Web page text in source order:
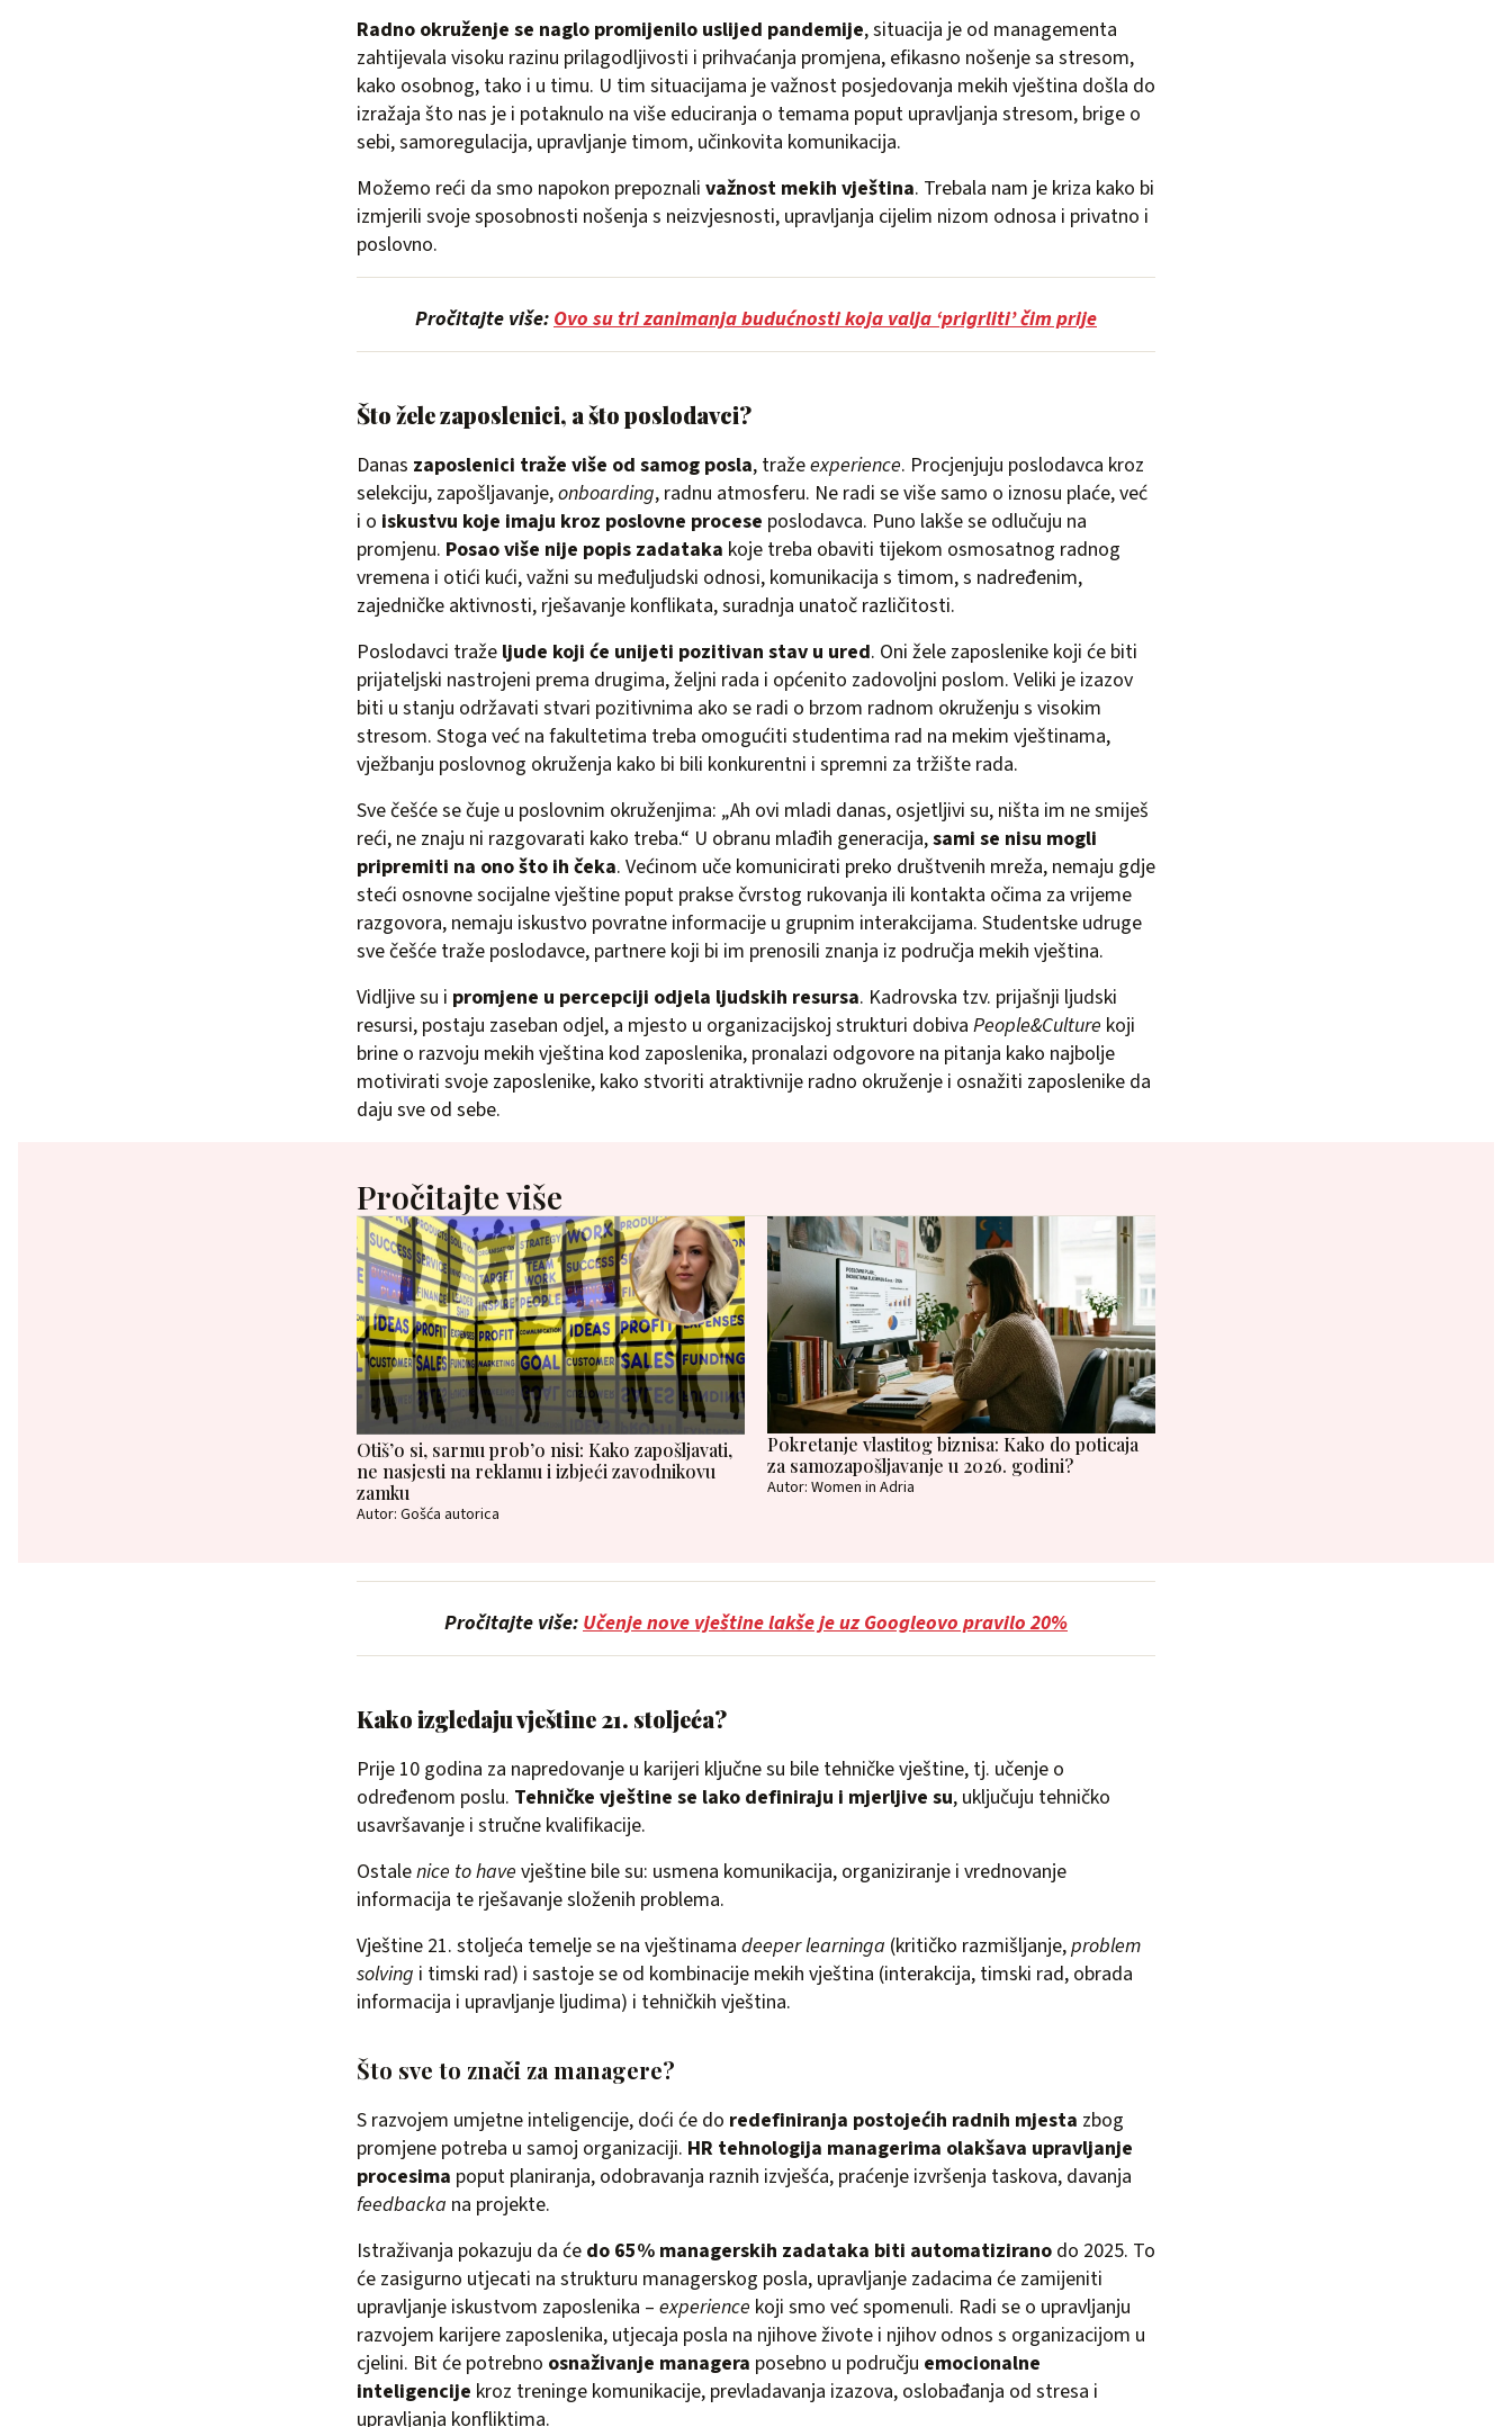
Radno okruženje se naglo promijenilo uslijed pandemije, situacija je od managementa
zahtijevala visoku razinu prilagodljivosti i prihvaćanja promjena, efikasno nošenje sa stresom,
kako osobnog, tako i u timu. U tim situacijama je važnost posjedovanja mekih vještina došla do
izražaja što nas je i potaknulo na više educiranja o temama poput upravljanja stresom, brige o
sebi, samoregulacija, upravljanje timom, učinkovita komunikacija.
Možemo reći da smo napokon prepoznali važnost mekih vještina. Trebala nam je kriza kako bi
izmjerili svoje sposobnosti nošenja s neizvjesnosti, upravljanja cijelim nizom odnosa i privatno i
poslovno.
Pročitajte više:Ovo su tri zanimanja budućnosti koja valja ‘prigrliti’ čim prije
Što žele zaposlenici, a što poslodavci?
Danas zaposlenici traže više od samog posla, tražeexperience. Procjenjuju poslodavca kroz
selekciju, zapošljavanje,onboarding, radnu atmosferu. Ne radi se više samo o iznosu plaće, već
i o iskustvu koje imaju kroz poslovne procese poslodavca. Puno lakše se odlučuju na
promjenu. Posao više nije popis zadataka koje treba obaviti tijekom osmosatnog radnog
vremena i otići kući, važni su međuljudski odnosi, komunikacija s timom, s nadređenim,
zajedničke aktivnosti, rješavanje konflikata, suradnja unatoč različitosti.
Poslodavci traže ljude koji će unijeti pozitivan stav u ured. Oni žele zaposlenike koji će biti
prijateljski nastrojeni prema drugima, željni rada i općenito zadovoljni poslom. Veliki je izazov
biti u stanju održavati stvari pozitivnima ako se radi o brzom radnom okruženju s visokim
stresom. Stoga već na fakultetima treba omogućiti studentima rad na mekim vještinama,
vježbanju poslovnog okruženja kako bi bili konkurentni i spremni za tržište rada.
Sve češće se čuje u poslovnim okruženjima: „Ah ovi mladi danas, osjetljivi su, ništa im ne smiješ
reći, ne znaju ni razgovarati kako treba.“ U obranu mlađih generacija,sami se nisu mogli
pripremiti na ono što ih čeka. Većinom uče komunicirati preko društvenih mreža, nemaju gdje
steći osnovne socijalne vještine poput prakse čvrstog rukovanja ili kontakta očima za vrijeme
razgovora, nemaju iskustvo povratne informacije u grupnim interakcijama. Studentske udruge
sve češće traže poslodavce, partnere koji bi im prenosili znanja iz područja mekih vještina.
Vidljive su i promjene u percepciji odjela ljudskih resursa. Kadrovska tzv. prijašnji ljudski
resursi, postaju zaseban odjel, a mjesto u organizacijskoj strukturi dobiva People&Culture koji
brine o razvoju mekih vještina kod zaposlenika, pronalazi odgovore na pitanja kako najbolje
motivirati svoje zaposlenike, kako stvoriti atraktivnije radno okruženje i osnažiti zaposlenike da
daju sve od sebe.
Pročitajte više
Otiš’o si, sarmu prob’o nisi: Kako zapošljavati,
ne nasjesti na reklamu i izbjeći zavodnikovu
zamku
Autor: Gošća autorica
Pokretanje vlastitog biznisa: Kako do poticaja
za samozapošljavanje u 2026. godini?
Autor: Women in Adria
Pročitajte više:Učenje nove vještine lakše je uz Googleovo pravilo 20%
Kako izgledaju vještine 21. stoljeća?
Prije 10 godina za napredovanje u karijeri ključne su bile tehničke vještine, tj. učenje o
određenom poslu. Tehničke vještine se lako definiraju i mjerljive su, uključuju tehničko
usavršavanje i stručne kvalifikacije.
Ostalenice to have vještine bile su: usmena komunikacija, organiziranje i vrednovanje
informacija te rješavanje složenih problema.
Vještine 21. stoljeća temelje se na vještinama deeper learninga (kritičko razmišljanje,problem
solving i timski rad) i sastoje se od kombinacije mekih vještina (interakcija, timski rad, obrada
informacija i upravljanje ljudima) i tehničkih vještina.
Što sve to znači za managere?
S razvojem umjetne inteligencije, doći će do redefiniranja postojećih radnih mjesta zbog
promjene potreba u samoj organizaciji. HR tehnologija managerima olakšava upravljanje
procesima poput planiranja, odobravanja raznih izvješća, praćenje izvršenja taskova, davanja
feedbacka na projekte.
Istraživanja pokazuju da će do 65% managerskih zadataka biti automatizirano do 2025. To
će zasigurno utjecati na strukturu managerskog posla, upravljanje zadacima će zamijeniti
upravljanje iskustvom zaposlenika – experience koji smo već spomenuli. Radi se o upravljanju
razvojem karijere zaposlenika, utjecaja posla na njihove živote i njihov odnos s organizacijom u
cjelini. Bit će potrebno osnaživanje managera posebno u području emocionalne
inteligencije kroz treninge komunikacije, prevladavanja izazova, oslobađanja od stresa i
upravljanja konfliktima.